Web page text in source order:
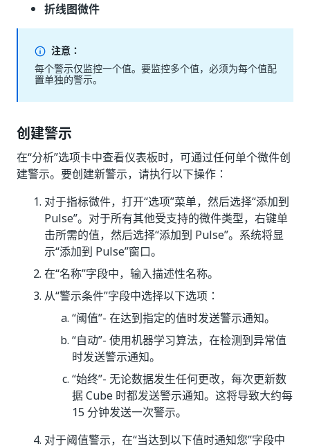
折线图微件
注意：
每个警示仅监控一个值。要监控多个值，必须为每个值配
置单独的警示。
创建警示
在“分析”选项卡中查看仪表板时，可通过任何单个微件创
建警示。要创建新警示，请执行以下操作：
对于指标微件，打开“选项”菜单，然后选择“添加到
Pulse”。对于所有其他受支持的微件类型，右键单
击所需的值，然后选择“添加到 Pulse”。系统将显
示“添加到 Pulse”窗口。
在“名称”字段中，输入描述性名称。
从“警示条件”字段中选择以下选项：
“阈值”- 在达到指定的值时发送警示通知。
“自动”- 使用机器学习算法，在检测到异常值
时发送警示通知。
“始终”- 无论数据发生任何更改，每次更新数
据 Cube 时都发送警示通知。这将导致大约每
15 分钟发送一次警示。
对于阈值警示，在“当达到以下值时通知您”字段中